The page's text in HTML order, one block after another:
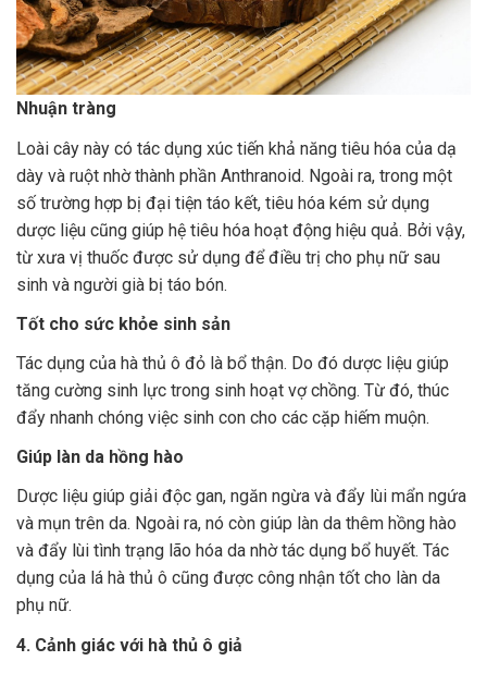
Nhuận tràng
Loài cây này có tác dụng xúc tiến khả năng tiêu hóa của dạ
dày và ruột nhờ thành phần Anthranoid. Ngoài ra, trong một
số trường hợp bị đại tiện táo kết, tiêu hóa kém sử dụng
dược liệu cũng giúp hệ tiêu hóa hoạt động hiệu quả. Bởi vậy,
từ xưa vị thuốc được sử dụng để điều trị cho phụ nữ sau
sinh và người già bị táo bón.
Tốt cho sức khỏe sinh sản
Tác dụng của hà thủ ô đỏ là bổ thận. Do đó dược liệu giúp
tăng cường sinh lực trong sinh hoạt vợ chồng. Từ đó, thúc
đẩy nhanh chóng việc sinh con cho các cặp hiếm muộn.
Giúp làn da hồng hào
Dược liệu giúp giải độc gan, ngăn ngừa và đẩy lùi mẩn ngứa
và mụn trên da. Ngoài ra, nó còn giúp làn da thêm hồng hào
và đẩy lùi tình trạng lão hóa da nhờ tác dụng bổ huyết. Tác
dụng của lá hà thủ ô cũng được công nhận tốt cho làn da
phụ nữ.
4. Cảnh giác với hà thủ ô giả